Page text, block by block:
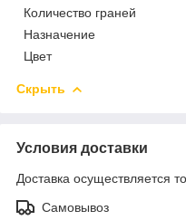
Количество граней
Назначение
Цвет
Скрыть
Условия доставки
Доставка осуществляется
Самовывоз